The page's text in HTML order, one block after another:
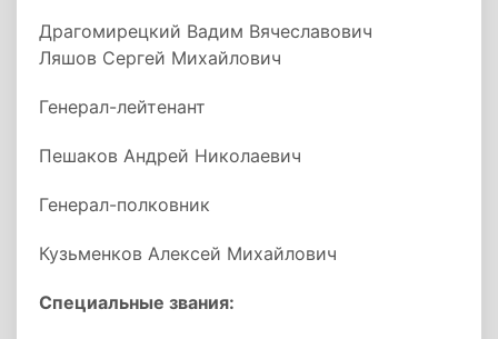
Драгомирецкий Вадим Вячеславович
Ляшов Сергей Михайлович
Генерал-лейтенант
Пешаков Андрей Николаевич
Генерал-полковник
Кузьменков Алексей Михайлович
Специальные звания: